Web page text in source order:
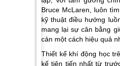
Bruce McLaren, luôn
kỹ thuật điều hướng
mang lại sự cân bằng
cản một cách hiệu quả
Thiết kế khí động học
kế tiên tiến nhất từ